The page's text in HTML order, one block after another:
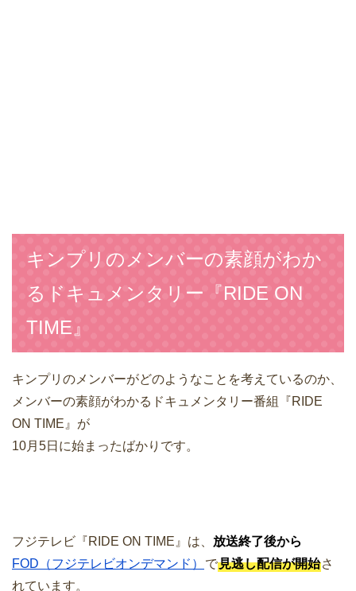
キンプリのメンバーの素顔がわか
るドキュメンタリー『RIDE ON
TIME』
キンプリのメンバーがどのようなことを考えているのか、
メンバーの素顔がわかるドキュメンタリー番組『RIDE
ON TIME』が
10月5日に始まったばかりです。
フジテレビ『RIDE ON TIME』は、 放送終了後から
FOD（フジテレビオンデマンド）
で見逃し配信が開始さ
れています。